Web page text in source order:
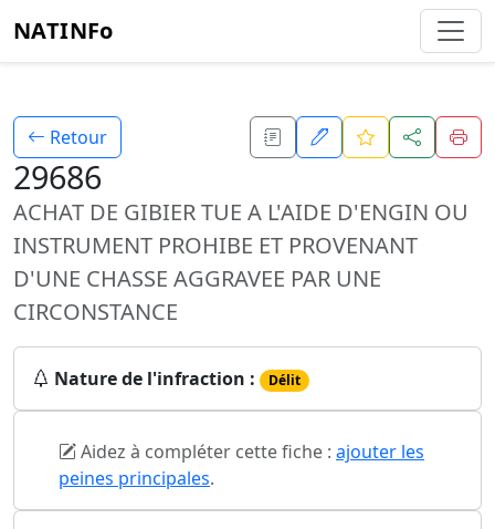
NATINFo
Retour
29686
ACHAT DE GIBIER TUE A L'AIDE D'ENGIN OU
INSTRUMENT PROHIBE ET PROVENANT
D'UNE CHASSE AGGRAVEE PAR UNE
CIRCONSTANCE
Nature de l'infraction : Délit
Aidez à compléter cette fiche : ajouter les
peines principales.